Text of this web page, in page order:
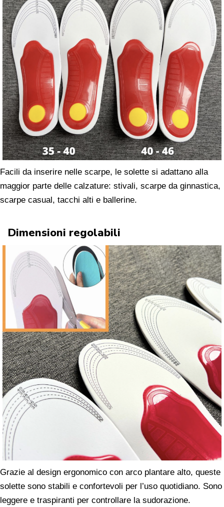
Facili da inserire nelle scarpe, le solette si adattano alla
maggior parte delle calzature: stivali, scarpe da ginnastica,
scarpe casual, tacchi alti e ballerine.
Dimensioni regolabili
Grazie al design ergonomico con arco plantare alto, queste
solette sono stabili e confortevoli per l’uso quotidiano. Sono
leggere e traspiranti per controllare la sudorazione.